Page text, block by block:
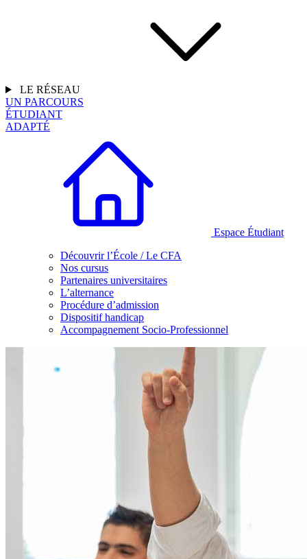
LE RÉSEAU
UN PARCOURS
ÉTUDIANT
ADAPTÉ
Espace Étudiant
Découvrir l’École / Le CFA
Nos cursus
Partenaires universitaires
L’alternance
Procédure d’admission
Dispositif handicap
Accompagnement Socio-Professionnel